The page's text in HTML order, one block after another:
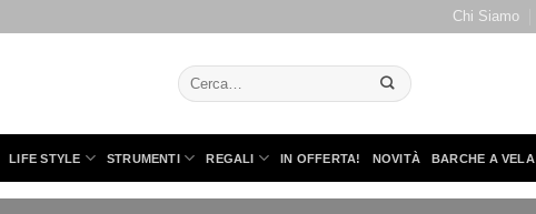
Chi Siamo
Cerca:
LIFE STYLE STRUMENTI REGALI IN OFFERTA! NOVITÀ BARCHE A VELA